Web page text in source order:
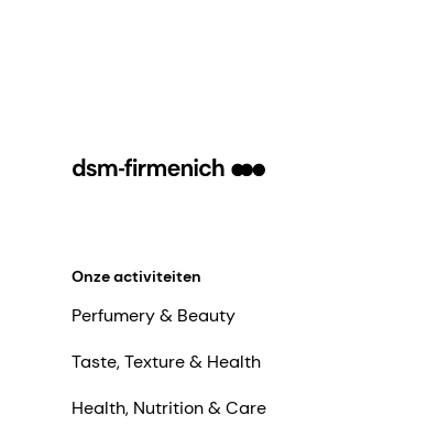
Onze activiteiten
Perfumery & Beauty
Taste, Texture & Health
Health, Nutrition & Care